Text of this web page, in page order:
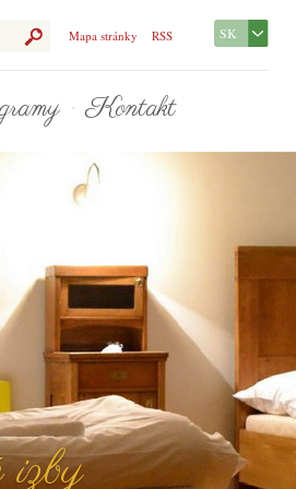
Mapa stránky RSS SK
Kontakt